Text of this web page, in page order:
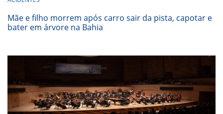
Mãe e filho morrem após carro sair da pista, capotar e
bater em árvore na Bahia